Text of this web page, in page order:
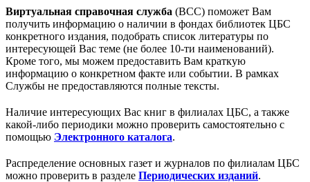
Виртуальная справочная служба (ВСС) поможет Вам
получить информацию о наличии в фондах библиотек ЦБС
конкретного издания, подобрать список литературы по
интересующей Вас теме (не более 10-ти наименований).
Кроме того, мы можем предоставить Вам краткую
информацию о конкретном факте или событии. В рамках
Службы не предоставляются полные тексты.
Наличие интересующих Вас книг в филиалах ЦБС, а также
какой-либо периодики можно проверить самостоятельно с
помощью Электронного каталога.
Распределение основных газет и журналов по филиалам ЦБС
можно проверить в разделе Периодических изданий.